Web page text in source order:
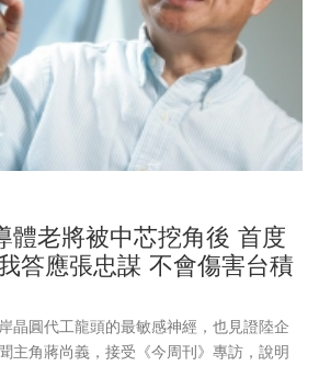
體老將被中芯挖角後 首度
答應張忠謀 不會傷害台積
晶圓代工龍頭的最敏感神經，也見證陸企
主角蔣尚義，接受《今周刊》專訪，說明
。